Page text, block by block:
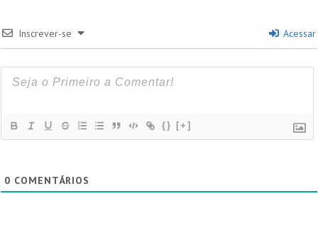
Inscrever-se Acessar
{} [+]
0 COMENTÁRIOS